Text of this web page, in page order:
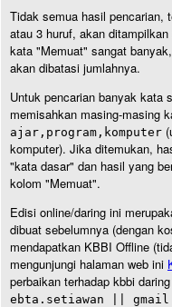
Tidak semua hasil pencarian,
atau 3 huruf, akan
kata "Memuat" sangat
akan dibatasi jumlahnya.
Untuk pencarian banyak kata
memisahkan masing-masing
ajar,program,komputer
komputer). Jika ditemukan,
"kata dasar" dan hasil yang
kolom "Memuat".
Edisi online/daring ini
dibuat sebelumnya (dengan
mendapatkan KBBI Offline
mengunjungi halaman web ini
perbaikan terhadap kbbi
ebta.setiawan ||